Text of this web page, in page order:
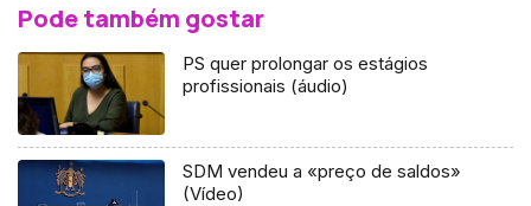
Pode também gostar
PS quer prolongar os estágios
profissionais (áudio)
SDM vendeu a «preço de saldos»
(Vídeo)